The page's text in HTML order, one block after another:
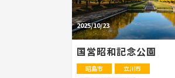
2025/10/23
国営昭和記念公園
昭島市
立川市